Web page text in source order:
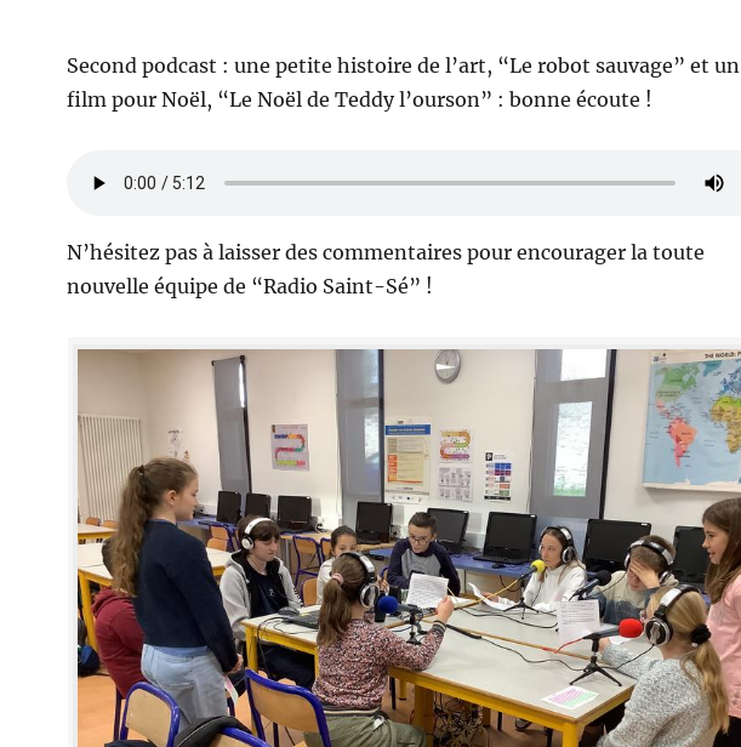
Second podcast : une petite histoire de l’art, “Le robot sauvage” et un
film pour Noël, “Le Noël de Teddy l’ourson” : bonne écoute !
N’hésitez pas à laisser des commentaires pour encourager la toute
nouvelle équipe de “Radio Saint-Sé” !